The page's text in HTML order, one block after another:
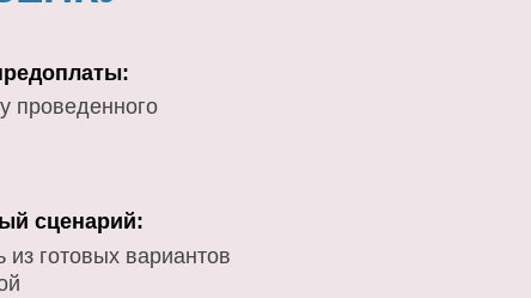
проведенного
сценарий:
готовых вариантов